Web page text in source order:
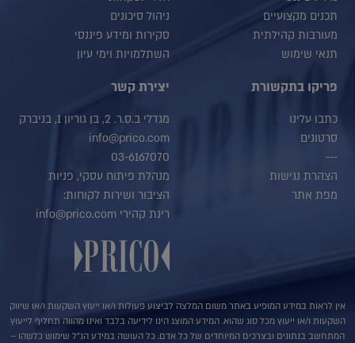
תכנים מקצועיים
מעורבות קהילתית
תנאי שימוש
ניהול סיכונים
סקירות ומידע פיננסי
השתלמויות וימי עיון
פריקו בתקשורת
כתבו עלינו
סרטונים
---
הצהרת נגישות
מפת אתר
יצירת קשר
מגדלי ב.ס.ר. 2, בן גוריון 1, בניברק
info@prico.com
03-6167070
מנהלת פיתוח עסקי, פניות
הציבור ושירות לקוחות:
רינת קהירי info@prico.com
אין לראות במידע המופיע באתר משום המלצה לביצוע פעולות ו/או ייעוץ השקעות ו/או שיווק
השקעות ו/או ייעוץ מכל סוג שהוא. המידע המוצג הינו לידיעה בלבד ואינו מהווה תחליף לייעוץ
המתחשב בנתונים ובצרכים המיוחדים של כל אדם. כל העושה במידע הנ"ל שימוש כלשהו –